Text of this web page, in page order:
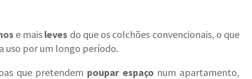
e mais leves do que os colchões convencionais, o que
uso por um longo período.
que pretendem poupar espaço num apartamento,